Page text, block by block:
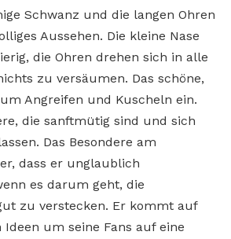
Schwanz und die langen Ohren
Aussehen. Die kleine Nase
die Ohren drehen sich in alle
zu versäumen. Das schöne,
Angreifen und Kuscheln ein.
die sanftmütig sind und sich
Das Besondere am
dass er unglaublich
es darum geht, die
zu verstecken. Er kommt auf
um seine Fans auf eine